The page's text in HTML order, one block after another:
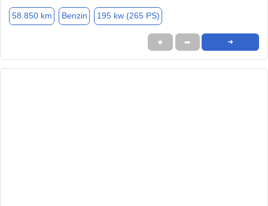
58.850 km Benzin 195 kw (265 PS)
★ ➦ ➜